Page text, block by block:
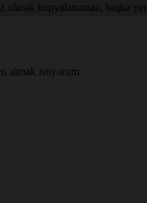
olarak kopyalanamaz, başka
almak istiyorum